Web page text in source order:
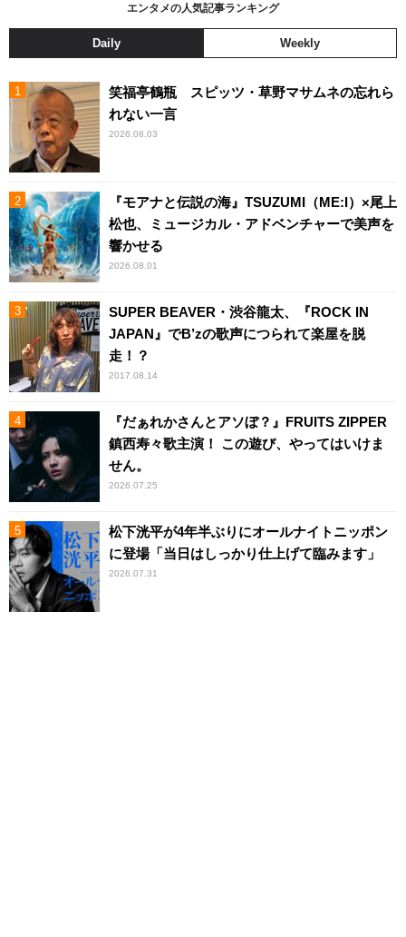
エンタメの人気記事ランキング
Daily Weekly
笑福亭鶴瓶 スピッツ・草野マサムネの忘れら
れない一言
2026.08.03
『モアナと伝説の海』TSUZUMI（ME:I）×尾上
松也、ミュージカル・アドベンチャーで美声を
響かせる
2026.08.01
SUPER BEAVER・渋谷龍太、『ROCK IN
JAPAN』でB’zの歌声につられて楽屋を脱
走！？
2017.08.14
『だぁれかさんとアソぼ？』FRUITS ZIPPER
鎮西寿々歌主演！ この遊び、やってはいけま
せん。
2026.07.25
松下洸平が4年半ぶりにオールナイトニッポン
に登場「当日はしっかり仕上げて臨みます」
2026.07.31